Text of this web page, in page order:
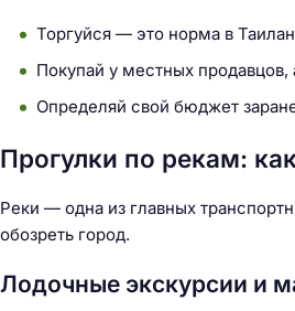
Торгуйся — это норма в
Покупай у местных продавцов,
Определяй свой бюджет
Прогулки по рекам:
Реки — одна из главных
обозреть город.
Лодочные экскурсии и